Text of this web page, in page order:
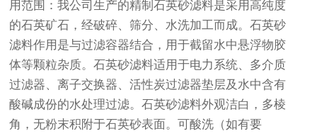
用范围：我公司生产的精制石英砂滤料是采用高纯度
的石英矿石，经破碎、筛分、水洗加工而成。石英砂
滤料作用是与过滤容器结合，用于截留水中悬浮物胶
体等颗粒杂质。石英砂滤料适用于电力系统、多介质
过滤器、离子交换器、活性炭过滤器垫层及水中含有
酸碱成份的水处理过滤。石英砂滤料外观洁白，多棱
角，无粉末积附于石英砂表面。可酸洗（如有要